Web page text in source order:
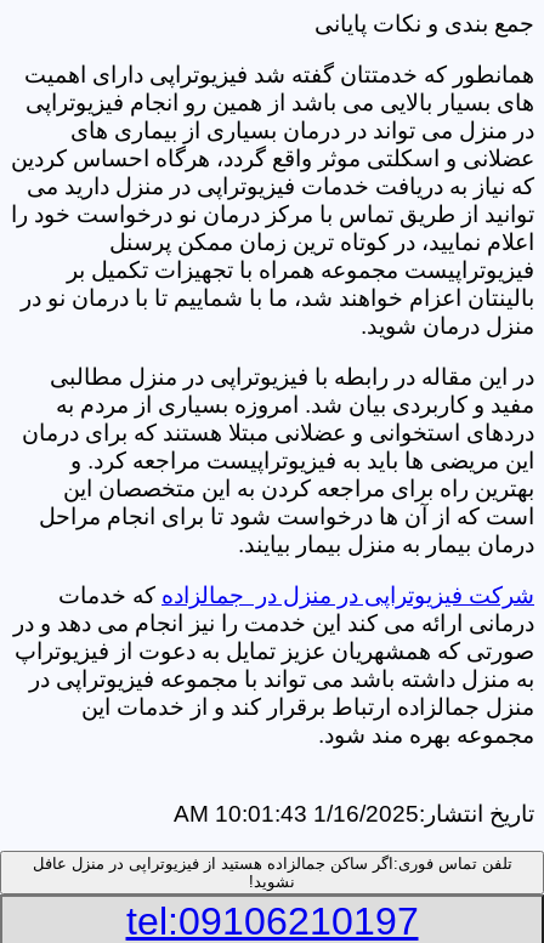
جمع بندی و نکات پایانی
همانطور که خدمتتان گفته شد فیزیوتراپی دارای اهمیت
های بسیار بالایی می باشد از همین رو انجام فیزیوتراپی
در منزل می تواند در درمان بسیاری از بیماری های
عضلانی و اسکلتی موثر واقع گردد، هرگاه احساس کردین
که نیاز به دریافت خدمات فیزیوتراپی در منزل دارید می
توانید از طریق تماس با مرکز درمان نو درخواست خود را
اعلام نمایید، در کوتاه ترین زمان ممکن پرسنل
فیزیوتراپیست مجموعه همراه با تجهیزات تکمیل بر
بالینتان اعزام خواهند شد، ما با شماییم تا با درمان نو در
منزل درمان شوید.
در این مقاله در رابطه با فیزیوتراپی در منزل مطالبی
مفید و کاربردی بیان شد. امروزه بسیاری از مردم به
دردهای استخوانی و عضلانی مبتلا هستند که برای درمان
این مریضی ها باید به فیزیوتراپیست مراجعه کرد. و
بهترین راه برای مراجعه کردن به این متخصصان این
است که از آن ها درخواست شود تا برای انجام مراحل
درمان بیمار به منزل بیمار بیایند.
شرکت فیزیوتراپی در منزل در جمالزاده که خدمات
درمانی ارائه می کند این خدمت را نیز انجام می دهد و در
صورتی که همشهریان عزیز تمایل به دعوت از فیزیوتراپ
به منزل داشته باشد می تواند با مجموعه فیزیوتراپی در
منزل جمالزاده ارتباط برقرار کند و از خدمات این
مجموعه بهره مند شود.
تاریخ انتشار:1/16/2025 10:01:43 AM
تلفن تماس فوری: اگر ساکن جمالزاده هستید از فیزیوتراپی در منزل عافل
نشوید!
tel:09106210197